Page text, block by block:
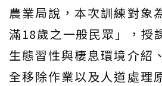
農業局說，本次訓練對象
滿18歲之一般民眾」，授
生態習性與棲息環境介紹
全移除作業以及人道處理